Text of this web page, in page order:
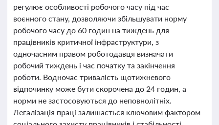
регулює особливості робочого часу під час
воєнного стану, дозволяючи збільшувати норму
робочого часу до 60 годин на тиждень для
працівників критичної інфраструктури, з
одночасним правом роботодавця визначати
робочий тиждень і час початку та закінчення
роботи. Водночас тривалість щотижневого
відпочинку може бути скорочена до 24 годин, а
норми не застосовуються до неповнолітніх.
Легалізація праці залишається ключовим фактором